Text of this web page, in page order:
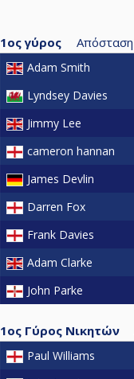
1ος γύρος Απόσταση
Adam Smith
Lyndsey Davies
Jimmy Lee
cameron hannan
James Devlin
Darren Fox
Frank Davies
Adam Clarke
John Parke
1ος Γύρος Νικητών
Paul Williams